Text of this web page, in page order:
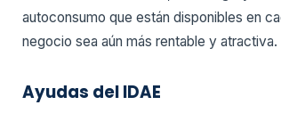
autoconsumo que están disponibles en
negocio sea aún más rentable y atractiva.
Ayudas del IDAE